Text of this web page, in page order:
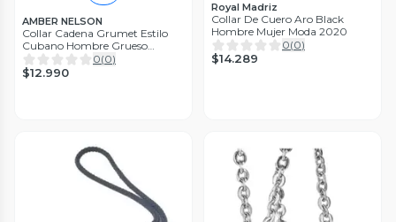
AMBER NELSON
Collar Cadena Grumet Estilo
Cubano Hombre Grueso
60cmx11mm acero inoxidable
0(0)
$12.990
Royal Madriz
Collar De Cuero Aro Black
Hombre Mujer Moda 2020
0(0)
$14.289